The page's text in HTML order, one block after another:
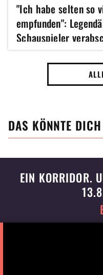
"Ich habe selten so
empfunden":
Schauspieler
Zusammenarbeit
Poppins-Darstellerin
DAS KÖNNTE
EIN KORRIDOR.